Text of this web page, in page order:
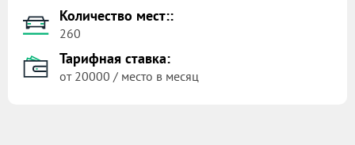
Количество мест::
260
Тарифная ставка:
от 20000 / место в месяц